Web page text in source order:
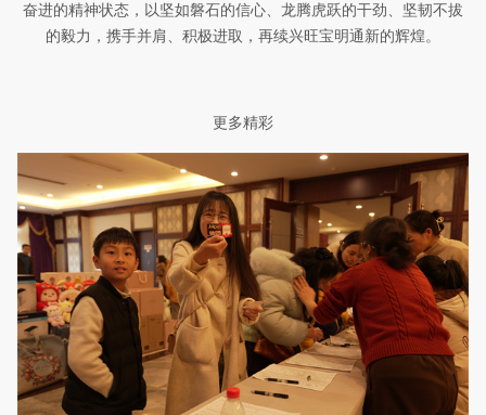
奋进的精神状态，以坚如磐石的信心、龙腾虎跃的干劲、坚韧不拔
的毅力，携手并肩、积极进取，再续兴旺宝明通新的辉煌。
更多精彩